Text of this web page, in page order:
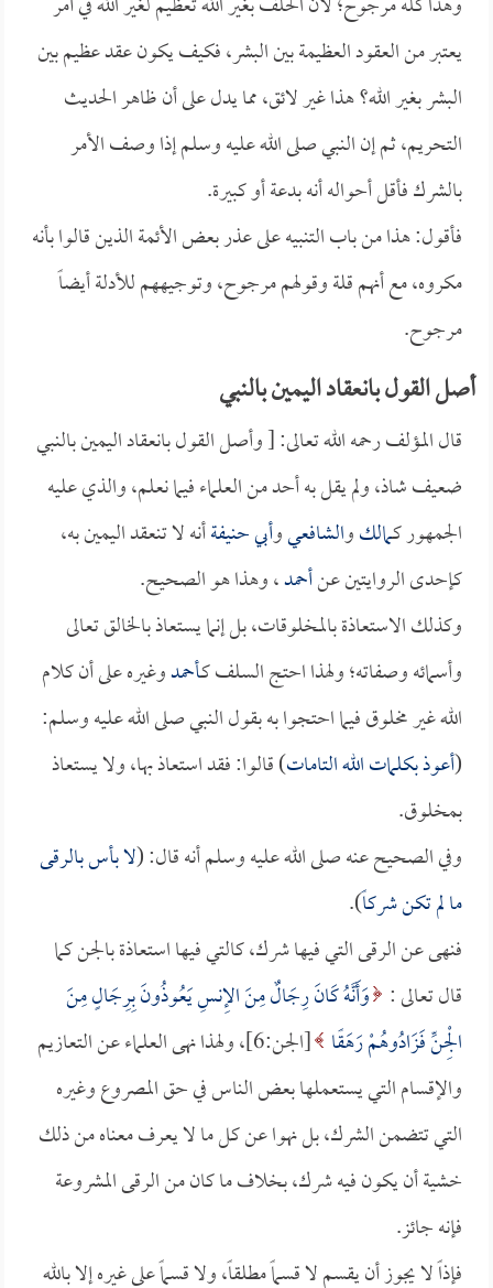
يعتبر من العقود العظيمة بين البشر، فكيف يكون عقد عظيم بين
البشر بغير الله؟ هذا غير لائق، مما يدل على أن ظاهر الحديث
التحريم، ثم إن النبي صلى الله عليه وسلم إذا وصف الأمر
بالشرك فأقل أحواله أنه بدعة أو كبيرة.
فأقول: هذا من باب التنبيه على عذر بعض الأئمة الذين قالوا بأنه
مكروه، مع أنهم قلة وقولهم مرجوح، وتوجيههم للأدلة أيضاً
مرجوح.
أصل القول بانعقاد اليمين بالنبي
قال المؤلف رحمه الله تعالى: [ وأصل القول بانعقاد اليمين بالنبي
ضعيف شاذ، ولم يقل به أحد من العلماء فيما نعلم، والذي عليه
الجمهور كـمالكوالشافعيوأبي حنيفةأنه لا تنعقد اليمين به،
كإحدى الروايتين عنأحمد، وهذا هو الصحيح.
وكذلك الاستعاذة بالمخلوقات، بل إنما يستعاذ بالخالق تعالى
وأسمائه وصفاته؛ ولهذا احتج السلف كـأحمدوغيره على أن كلام
الله غير مخلوق فيما احتجوا به بقول النبي صلى الله عليه وسلم:
(أعوذ بكلمات الله التامات) قالوا: فقد استعاذ بها، ولا يستعاذ
بمخلوق.
وفي الصحيح عنه صلى الله عليه وسلم أنه قال: (لا بأس بالرقى
ما لم تكن شركاً).
فنهى عن الرقى التي فيها شرك، كالتي فيها استعاذة بالجن كما
قال تعالى : وَأَنَّهُ كَانَ رِجَالٌ مِنَ الإِنسِ يَعُوذُونَ بِرِجَالٍ مِنَ
الْجِنِّ فَزَادُوهُمْ رَهَقًا
[الجن:6]، ولهذا نهى العلماء عن التعازيم
والإقسام التي يستعملها بعض الناس في حق المصروع وغيره
التي تتضمن الشرك، بل نهوا عن كل ما لا يعرف معناه من ذلك
خشية أن يكون فيه شرك، بخلاف ما كان من الرقى المشروعة
فإنه جائز.
فإذاً لا يجوز أن يقسم لا قسماً مطلقاً، ولا قسماً على غيره إلا بالله